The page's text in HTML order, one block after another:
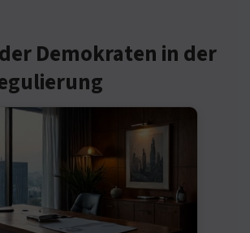
Demokraten in der